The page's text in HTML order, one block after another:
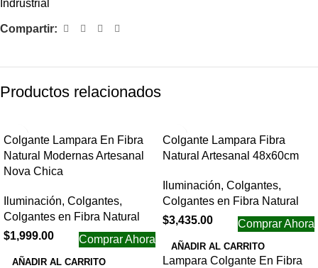
Indrustrial
Compartir:
Productos relacionados
Colgante Lampara En Fibra
Natural Modernas Artesanal
Nova Chica
Iluminación, Colgantes,
Colgantes en Fibra Natural
$1,999.00 Comprar Ahora
AÑADIR AL CARRITO
Colgante Lampara Fibra
Natural Artesanal 48x60cm
Iluminación, Colgantes,
Colgantes en Fibra Natural
$3,435.00 Comprar Ahora
AÑADIR AL CARRITO
Lampara Colgante En Fibra